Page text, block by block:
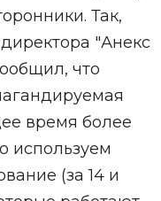
Так,
"Анекс
что
время более
используем
(за 14 и